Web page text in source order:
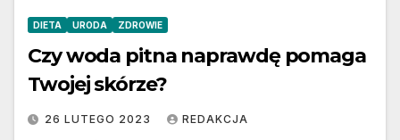
DIETA URODA ZDROWIE
Czy woda pitna naprawdę pomaga
Twojej skórze?
26 LUTEGO 2023 REDAKCJA